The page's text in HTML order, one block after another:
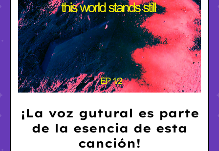
¡La voz gutural es parte
de la esencia de esta
canción!